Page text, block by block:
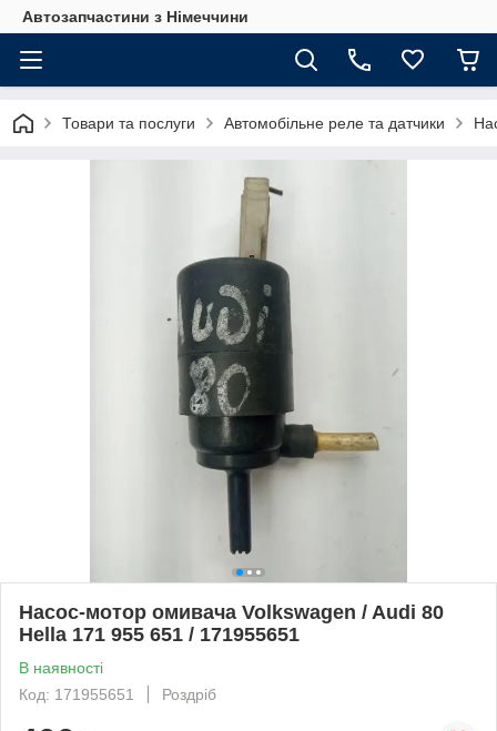
Автозапчастини з Німеччини
Товари та послуги Автомобільне реле та датчики
Насос-мотор омивача Volkswagen / Audi 80
Hella 171 955 651 / 171955651
В наявності
Код: 171955651
Роздріб